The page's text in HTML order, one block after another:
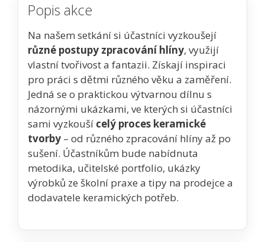
Popis akce
Na našem setkání si účastníci vyzkoušejí
různé postupy zpracování hlíny, využijí
vlastní tvořivost a fantazii. Získají inspiraci
pro práci s dětmi různého věku a zaměření.
Jedná se o praktickou výtvarnou dílnu s
názornými ukázkami, ve kterých si účastníci
sami vyzkouší celý proces keramické
tvorby – od různého zpracování hlíny až po
sušení. Účastníkům bude nabídnuta
metodika, učitelské portfolio, ukázky
výrobků ze školní praxe a tipy na prodejce a
dodavatele keramických potřeb.